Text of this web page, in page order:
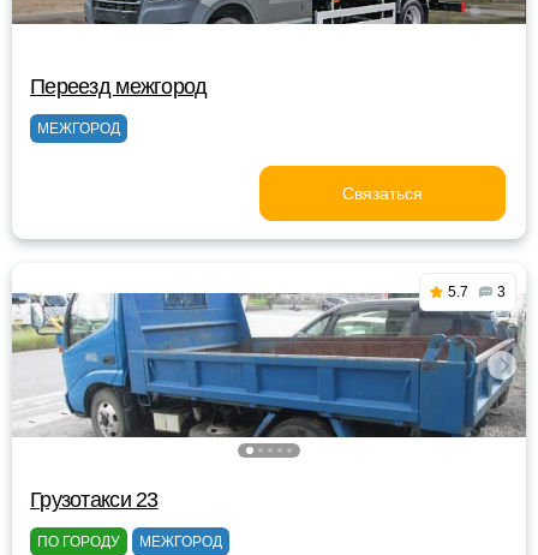
Переезд межгород
МЕЖГОРОД
Связаться
5.7 3
Грузотакси 23
ПО ГОРОДУ МЕЖГОРОД